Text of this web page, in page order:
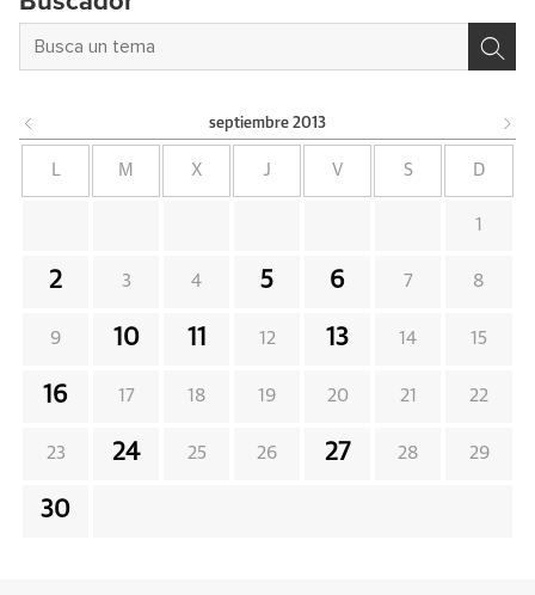
septiembre 2013
L M X J V S D
1
2 3 4 5 6 7 8
9 10 11 12 13 14 15
16 17 18 19 20 21 22
23 24 25 26 27 28 29
30